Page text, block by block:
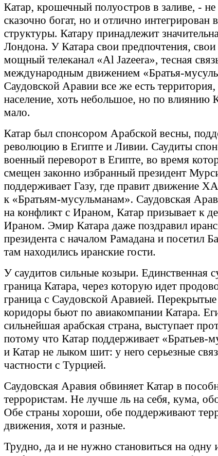
Катар, крошечный полуостров в заливе, - не
сказочно богат, но и отлично интегрирован
структуры. Катару принадлежит
Лондона. У Катара свои предпочтения, свои
мощный телеканал «Al Jazeera», тесная
международным движением «Братья-
Саудовской Аравии все же есть территория,
население, хоть небольшое, но по влиянию
мало.
Катар был спонсором Арабской весны,
революцию в Египте и Ливии. Саудиты
военный переворот в Египте, во время
смещен законно избранный президент
поддерживает Газу, где правит движение
к «Братьям-мусульманам». Саудовская
на конфликт с Ираном, Катар призывает к
Ираном. Эмир Катара даже поздравил
президента с началом Рамадана и посетил
там находились иранские гости.
У саудитов сильные козыри. Единственная
граница Катара, через которую идет
граница с Саудовской Аравией.
коридоры бьют по авиакомпании Катара.
сильнейшая арабская страна, выступает
потому что Катар поддерживает «Братьев-
и Катар не лыком шит: у него серьезные
частности с Турцией.
Саудовская Аравия обвиняет Катар в
террористам. Не лучше ль на себя, кума,
Обе страны хороши, обе поддерживают
движения, хотя и разные.
Трудно, да и не нужно становиться на одну